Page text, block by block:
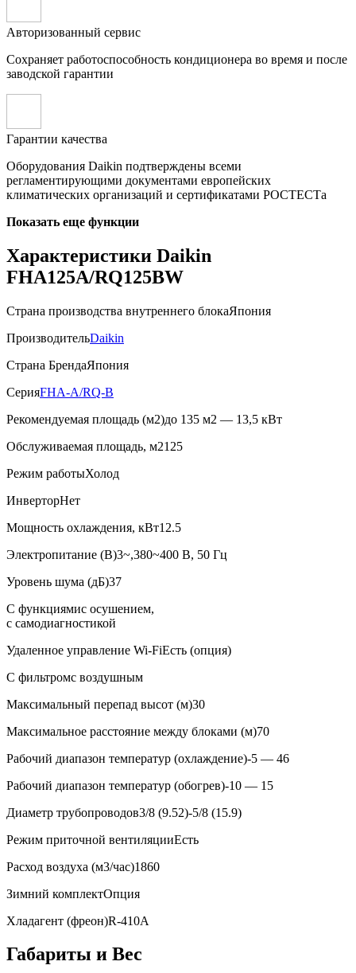
Авторизованный сервис
Сохраняет работоспособность кондиционера во время и после
заводской гарантии
Гарантии качества
Оборудования Daikin подтверждены всеми
регламентирующими документами европейских
климатических организаций и сертификатами РОСТЕСТа
Показать еще функции
Характеристики Daikin
FHA125A/RQ125BW
Страна производства внутреннего блокаЯпония
ПроизводительDaikin
Страна БрендаЯпония
СерияFHA-A/RQ-B
Рекомендуемая площадь (м2)до 135 м2 — 13,5 кВт
Обслуживаемая площадь, м2125
Режим работыХолод
ИнверторНет
Мощность охлаждения, кВт12.5
Электропитание (В)3~,380~400 В, 50 Гц
Уровень шума (дБ)37
С функциямис осушением,
с самодиагностикой
Удаленное управление Wi-FiЕсть (опция)
С фильтромс воздушным
Максимальный перепад высот (м)30
Максимальное расстояние между блоками (м)70
Рабочий диапазон температур (охлаждение)-5 — 46
Рабочий диапазон температур (обогрев)-10 — 15
Диаметр трубопроводов3/8 (9.52)-5/8 (15.9)
Режим приточной вентиляцииЕсть
Расход воздуха (м3/час)1860
Зимний комплектОпция
Хладагент (фреон)R-410A
Габариты и Вес